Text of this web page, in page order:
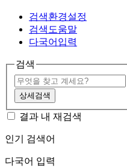
검색환경설정
검색도움말
다국어입력
검색
상세검색
결과 내 재검색
인기 검색어
다국어 입력